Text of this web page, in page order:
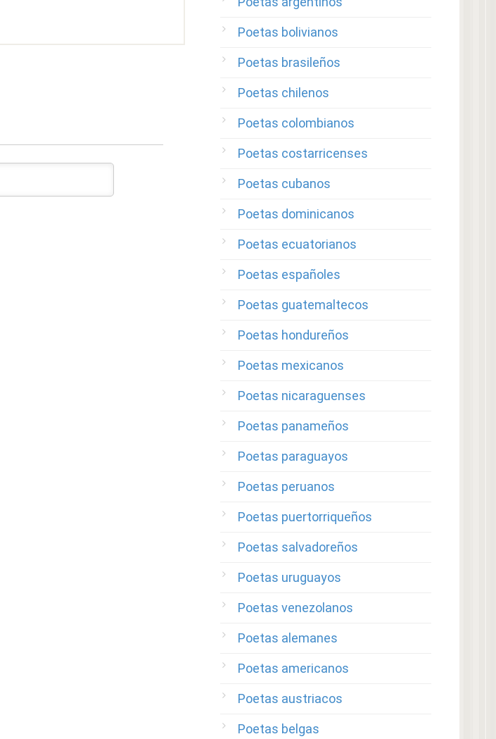
Poetas bolivianos
Poetas brasileños
Poetas chilenos
Poetas colombianos
Poetas costarricenses
Poetas cubanos
Poetas dominicanos
Poetas ecuatorianos
Poetas españoles
Poetas guatemaltecos
Poetas hondureños
Poetas mexicanos
Poetas nicaraguenses
Poetas panameños
Poetas paraguayos
Poetas peruanos
Poetas puertorriqueños
Poetas salvadoreños
Poetas uruguayos
Poetas venezolanos
Poetas alemanes
Poetas americanos
Poetas austriacos
Poetas belgas